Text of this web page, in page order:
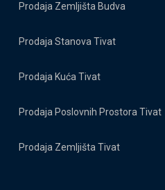
Prodaja Zemljišta Budva
Prodaja Stanova Tivat
Prodaja Kuća Tivat
Prodaja Poslovnih Prostora Tivat
Prodaja Zemljišta Tivat